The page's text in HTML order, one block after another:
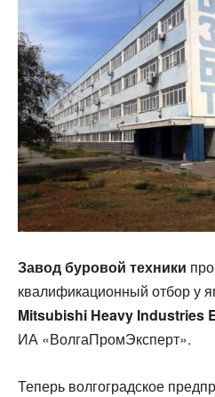
Завод буровой техники
квалификационный отбор у
Mitsubishi Heavy Industries
ИА «ВолгаПромЭксперт».
Теперь волгоградское